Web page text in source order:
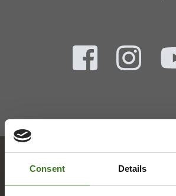
Consent Details
Hakemisto